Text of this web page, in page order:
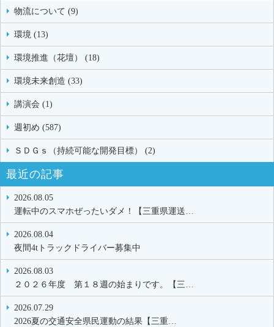
物流について (9)
環境 (13)
環境推進（花壇） (18)
環境未来創造 (33)
講演会 (1)
週初め (587)
ＳＤＧｓ（持続可能な開発目標） (2)
最近の記事
2026.08.05
運転中のスマホぜったいダメ！【三重県運送…
2026.08.04
夜間4tトラックドライバー募集中
2026.08.03
２０２６年度 第１８週の始まりです。【三…
2026.07.29
2026夏の交通安全県民運動の結果【三重…